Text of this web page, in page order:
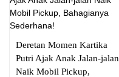
Deretan Momen Kartika
Putri Ajak Anak Jalan-jalan
Naik Mobil Pickup,